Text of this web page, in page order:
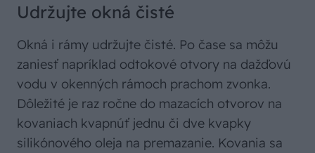
Udržujte okná čisté
Okná i rámy udržujte čisté. Po čase sa môžu
zaniesť napríklad odtokové otvory na dažďovú
vodu v okenných rámoch prachom zvonka.
Dôležité je raz ročne do mazacích otvorov na
kovaniach kvapnúť jednu či dve kvapky
silikónového oleja na premazanie. Kovania sa